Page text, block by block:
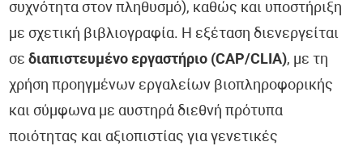
συχνότητα στον πληθυσμό), καθώς και υποστήριξη
με σχετική βιβλιογραφία. Η εξέταση διενεργείται
σεδιαπιστευμένο εργαστήριο (CAP/CLIA), με τη
χρήση προηγμένων εργαλείων βιοπληροφορικής
και σύμφωνα με αυστηρά διεθνή πρότυπα
ποιότητας και αξιοπιστίας για γενετικές